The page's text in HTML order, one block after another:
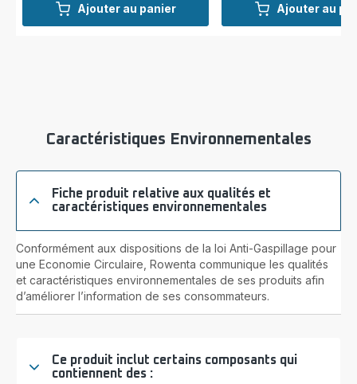
Ajouter au panier Ajouter au
Caractéristiques Environnementales
Fiche produit relative aux qualités et
caractéristiques environnementales
Conformément aux dispositions de la loi Anti-Gaspillage pour
une Economie Circulaire, Rowenta communique les qualités
et caractéristiques environnementales de ses produits afin
d’améliorer l’information de ses consommateurs.
Ce produit inclut certains composants qui
contiennent des :